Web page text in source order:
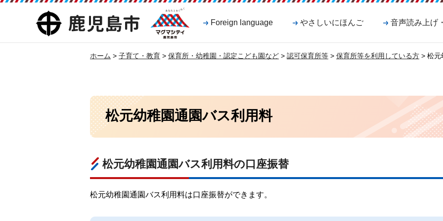
鹿児島市
マグマシティ
鹿児島市
Foreign language やさしいにほんご 音声読み上げ
ホーム > 子育て・教育 > 保育所・幼稚園・認定こども園など > 認可保育所等 > 保育所等を利用している方 > 松元
松元幼稚園通園バス利用料
松元幼稚園通園バス利用料の口座振替
松元幼稚園通園バス利用料は口座振替ができます。